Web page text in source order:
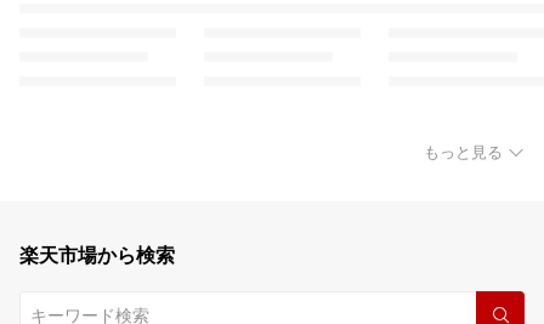
もっと見る
楽天市場から検索